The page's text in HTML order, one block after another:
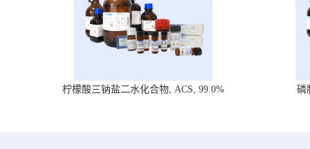
柠檬酸三钠盐二水化合物, ACS, 99.0% 磷